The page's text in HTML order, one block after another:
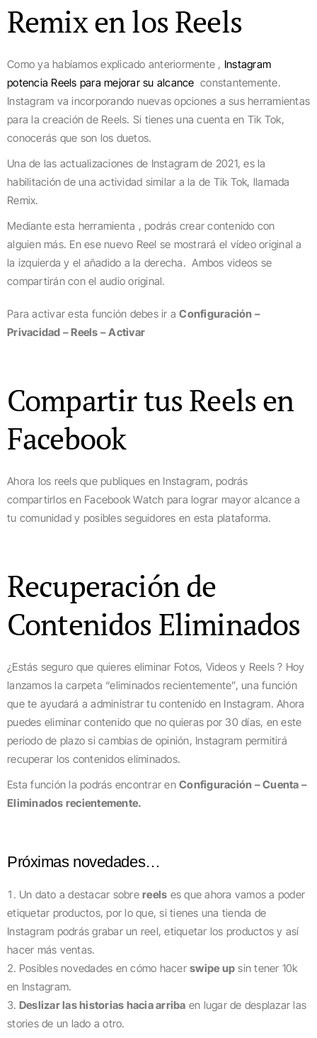
Remix en los Reels
Como ya habíamos explicado anteriormente , Instagram
potencia Reels para mejorar su alcance constantemente.
Instagram va incorporando nuevas opciones a sus herramientas
para la creación de Reels. Si tienes una cuenta en Tik Tok,
conocerás que son los duetos.
Una de las actualizaciones de Instagram de 2021, es la
habilitación de una actividad similar a la de Tik Tok, llamada
Remix.
Mediante esta herramienta , podrás crear contenido con
alguien más. En ese nuevo Reel se mostrará el vídeo original a
la izquierda y el añadido a la derecha. Ambos videos se
compartirán con el audio original.
Para activar esta función debes ir aConfiguración –
Privacidad – Reels – Activar
Compartir tus Reels en
Facebook
Ahora los reels que publiques en Instagram, podrás
compartirlos en Facebook Watch para lograr mayor alcance a
tu comunidad y posibles seguidores en esta plataforma.
Recuperación de
Contenidos Eliminados
¿Estás seguro que quieres eliminar Fotos, Videos y Reels ? Hoy
lanzamos la carpeta “eliminados recientemente”, una función
que te ayudará a administrar tu contenido en Instagram. Ahora
puedes eliminar contenido que no quieras por 30 días, en este
periodo de plazo si cambias de opinión, Instagram permitirá
recuperar los contenidos eliminados.
Esta función la podrás encontrar en Configuración – Cuenta –
Eliminados recientemente.
Próximas novedades…
Un dato a destacar sobre reels es que ahora vamos a poder
etiquetar productos, por lo que, si tienes una tienda de
Instagram podrás grabar un reel, etiquetar los productos y así
hacer más ventas.
Posibles novedades en cómo hacer swipe up sin tener 10k
en Instagram.
Deslizar las historias hacia arriba en lugar de desplazar las
stories de un lado a otro.